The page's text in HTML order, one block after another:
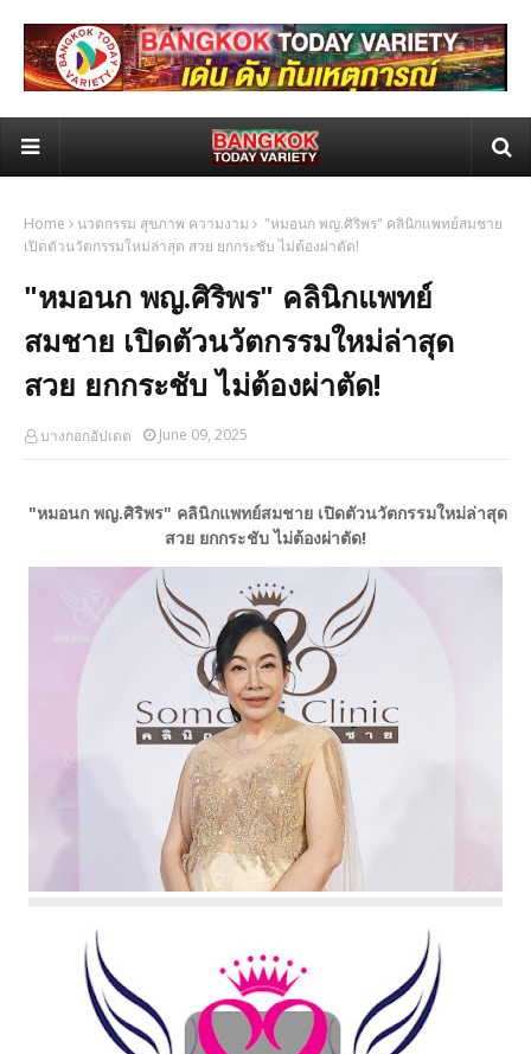
Home นวตกรรม สุขภาพ ความงาม
"หมอนก พญ.ศิริพร" คลินิกแพทย์สมชาย
เปิดตัวนวัตกรรมใหม่ล่าสุด สวย ยกกระชับ ไม่ต้องผ่าตัด!
"หมอนก พญ.ศิริพร" คลินิกแพทย์
สมชาย เปิดตัวนวัตกรรมใหม่ล่าสุด
สวย ยกกระชับ ไม่ต้องผ่าตัด!
บางกอกอัปเดต June 09, 2025
"หมอนก พญ.ศิริพร" คลินิกแพทย์สมชาย เปิดตัวนวัตกรรมใหม่ล่าสุด
สวย ยกกระชับ ไม่ต้องผ่าตัด!